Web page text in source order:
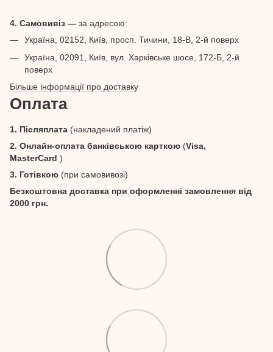
4. Самовивіз — за адресою:
Україна, 02152, Київ, просп. Тичини, 18-В, 2-й поверх
Україна, 02091, Київ, вул. Харківське шосе, 172-Б, 2-й
поверх
Більше інформації про доставку
Оплата
1. Післяплата (накладений платіж)
2. Онлайн-оплата банківською карткою (Visa,
MasterCard )
3. Готівкою (при самовивозі)
Безкоштовна доставка при оформленні замовлення від
2000 грн.